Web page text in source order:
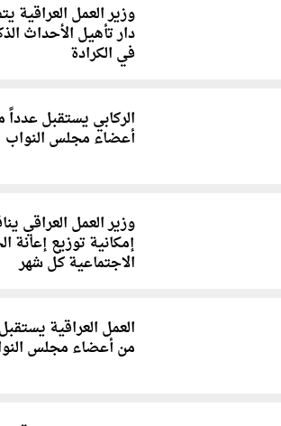
وزير العمل العراقية
دار تأهيل الأحداث
في الكرادة
الركابي يستقبل عدداً
أعضاء مجلس النواب
وزير العمل العراقي
إمكانية توزيع إعانة
الاجتماعية كل شهر
العمل العراقية
من أعضاء مجلس